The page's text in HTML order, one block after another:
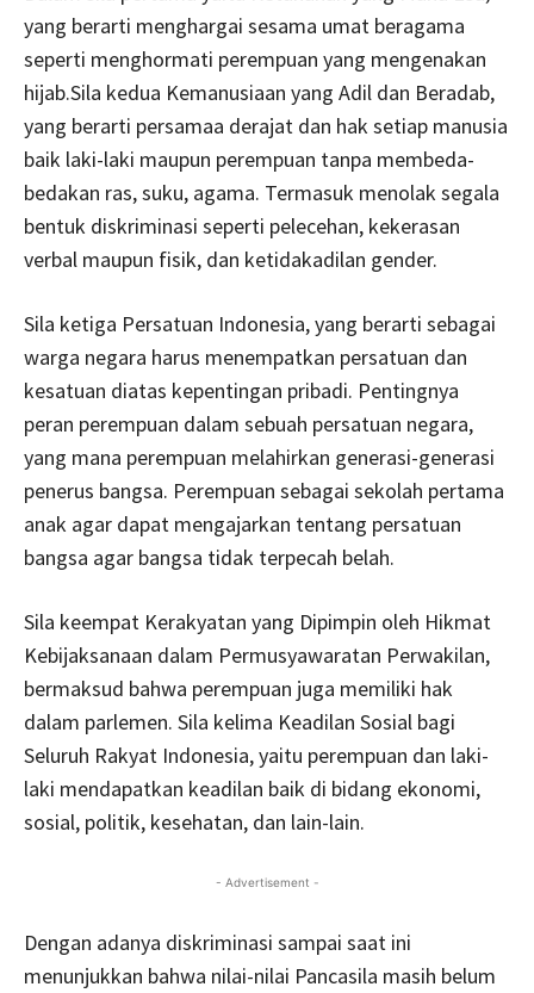
yang berarti menghargai sesama umat beragama
seperti menghormati perempuan yang mengenakan
hijab.Sila kedua Kemanusiaan yang Adil dan Beradab,
yang berarti persamaa derajat dan hak setiap manusia
baik laki-laki maupun perempuan tanpa membeda-
bedakan ras, suku, agama. Termasuk menolak segala
bentuk diskriminasi seperti pelecehan, kekerasan
verbal maupun fisik, dan ketidakadilan gender.
Sila ketiga Persatuan Indonesia, yang berarti sebagai
warga negara harus menempatkan persatuan dan
kesatuan diatas kepentingan pribadi. Pentingnya
peran perempuan dalam sebuah persatuan negara,
yang mana perempuan melahirkan generasi-generasi
penerus bangsa. Perempuan sebagai sekolah pertama
anak agar dapat mengajarkan tentang persatuan
bangsa agar bangsa tidak terpecah belah.
Sila keempat Kerakyatan yang Dipimpin oleh Hikmat
Kebijaksanaan dalam Permusyawaratan Perwakilan,
bermaksud bahwa perempuan juga memiliki hak
dalam parlemen. Sila kelima Keadilan Sosial bagi
Seluruh Rakyat Indonesia, yaitu perempuan dan laki-
laki mendapatkan keadilan baik di bidang ekonomi,
sosial, politik, kesehatan, dan lain-lain.
- Advertisement -
Dengan adanya diskriminasi sampai saat ini
menunjukkan bahwa nilai-nilai Pancasila masih belum